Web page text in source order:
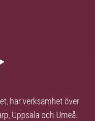
har verksamhet över
Uppsala och Umeå.